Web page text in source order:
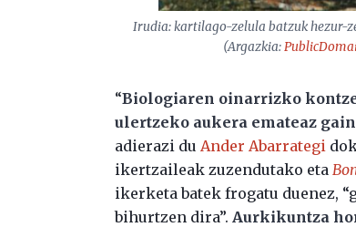
Irudia: kartilago-zelula batzuk hezur-
(Argazkia:
“Biologiaren oinarrizko
ulertzeko aukera emateaz
adierazi du Ander Abarrategi
ikertzaileak zuzendutako eta
ikerketa batek frogatu duenez,
bihurtzen dira”. Aurkikuntza